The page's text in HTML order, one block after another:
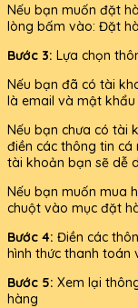
Nếu bạn muốn đặt
lòng bấm vào: Đặt
Bước 3: Lựa chọn
Nếu bạn đã có tài
là email và mật
Nếu bạn chưa có tài
điền các thông tin cá
tài khoản bạn sẽ dễ
Nếu bạn muốn mua
chuột vào mục đặt
Bước 4: Điền các
hình thức thanh toán
Bước 5: Xem lại
hàng